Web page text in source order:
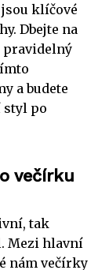
klíčové
Dbejte na
pravidelný
a budete
styl po
večírku
tak
Mezi hlavní
nám večírky